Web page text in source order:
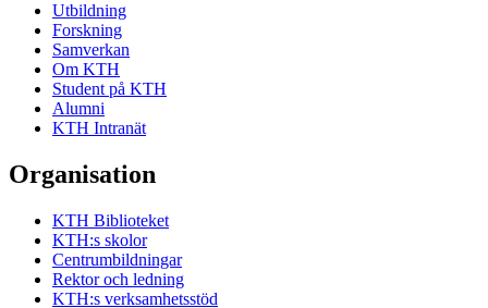
Utbildning
Forskning
Samverkan
Om KTH
Student på KTH
Alumni
KTH Intranät
Organisation
KTH Biblioteket
KTH:s skolor
Centrumbildningar
Rektor och ledning
KTH:s verksamhetsstöd